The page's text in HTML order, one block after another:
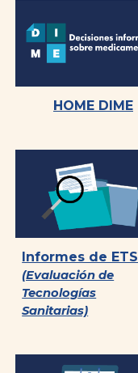
HOME DIME
Informes de ETS
(Evaluación de
Tecnologías
Sanitarias)